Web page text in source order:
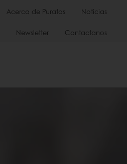
Acerca de Puratos Noticias
Newsletter Contactanos